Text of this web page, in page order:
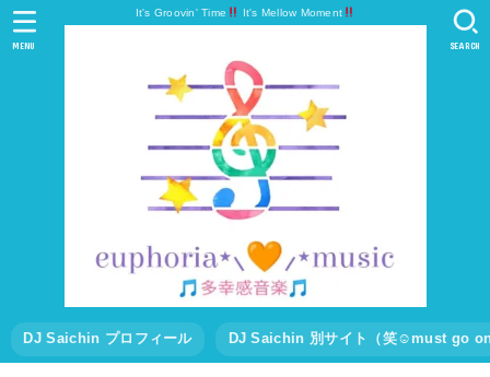
It's Groovin' Time It's Mellow Moment
DJ Saichin プロフィール DJ Saichin 別サイト（笑☺must go
SEARCH
MENU